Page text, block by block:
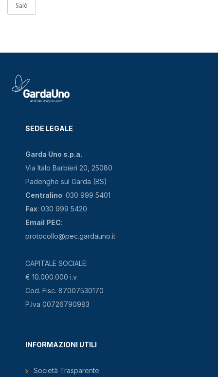
Salò
SEDE LEGALE
Garda Uno s.p.a.
Via Italo Barbieri 20, 25080
Padenghe sul Garda (BS)
Centralino: 030 999 5401
Fax: 030 999 5420
Email PEC:
protocollo@pec.gardauno.it
CAPITALE SOCIALE:
€ 10.000.000 i.v.
Cod. Fisc. 87007530170
P.Iva 00726790983
INFORMAZIONI UTILI
Società Trasparente